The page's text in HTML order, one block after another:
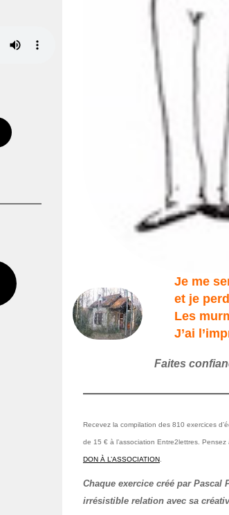
Je me
et je
Les
J’ai
Faites
Recevez la compilation des 810 exercices
de 15 € à l’association Entre2lettres.
DON À L’ASSOCIATION
Chaque exercice créé par Pascal
irrésistible relation avec sa